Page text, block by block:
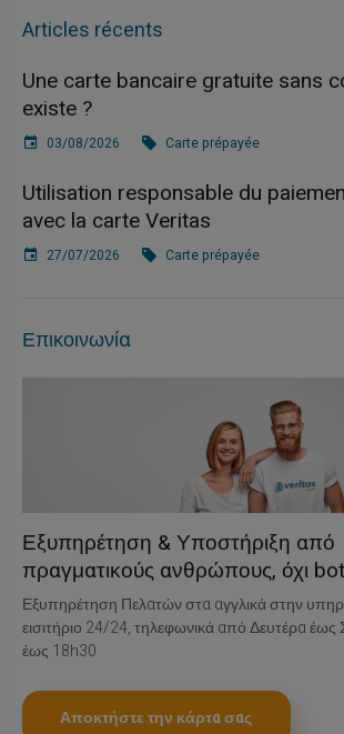
Articles récents
Une carte bancaire gratuite sans
existe ?
03/08/2026 Carte prépayée
Utilisation responsable du
avec la carte Veritas
27/07/2026 Carte prépayée
Επικοινωνία
Εξυπηρέτηση & Υποστήριξη από
πραγματικούς ανθρώπους, όχι
Εξυπηρέτηση Πελατών στα αγγλικά στην
εισιτήριο 24/24, τηλεφωνικά από Δευτέρα
έως 18h30
Αποκτήστε την κάρτα σας